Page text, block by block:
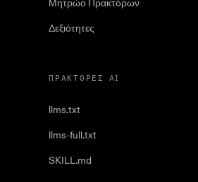
Μητρώο Πρακτόρων
Δεξιότητες
ΠΡΆΚΤΟΡΕΣ AI
llms.txt
llms-full.txt
SKILL.md